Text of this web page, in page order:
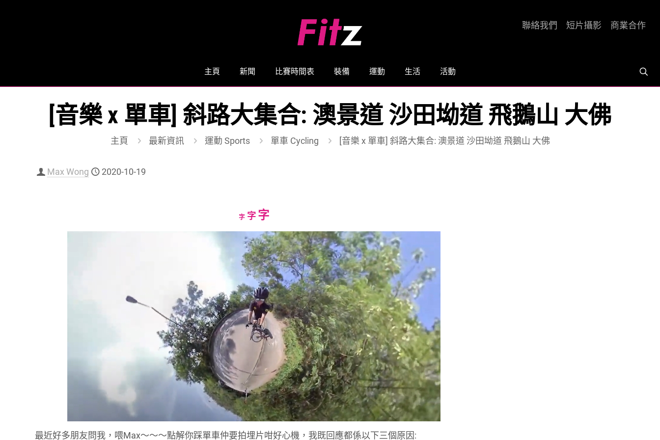
主頁 新聞 比賽時間表 裝備 運動 生活 活動
聯絡我們 短片攝影 商業合作
[音樂 x 單車] 斜路大集合: 澳景道 沙田坳道 飛鵝山 大佛
主頁 最新資訊 運動 Sports 單車 Cycling [音樂 x 單車] 斜路大集合: 澳景道 沙田坳道 飛鵝山 大佛
Max Wong 2020-10-19
字Decrease
size.
字Reset
size.
字Increase
font
size.
最近好多朋友問我，喂Max～～～點解你踩單車仲要拍埋片咁好心機，我既回應都係以下三個原因: